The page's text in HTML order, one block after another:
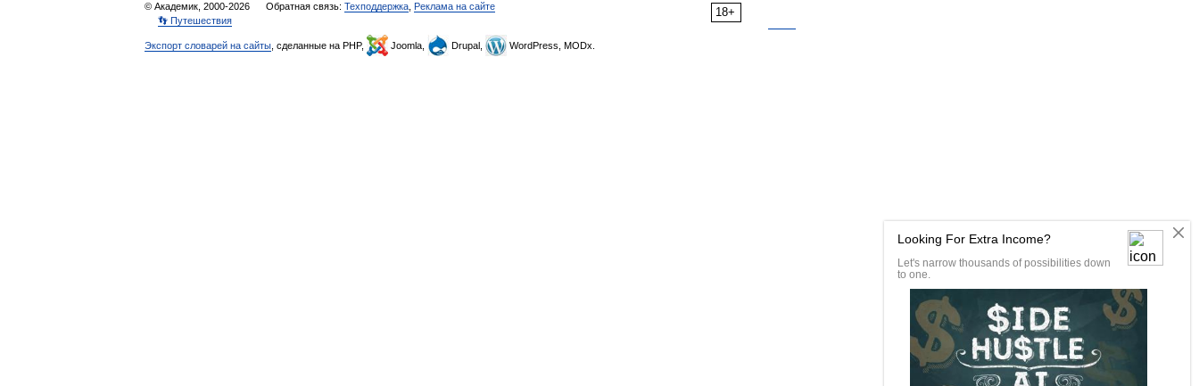
18+
© Академик, 2000-2026 Обратная связь: Техподдержка Реклама на сайте
👣 Путешествия
Экспорт словарей на сайты , сделанные на PHP, Joomla, Drupal, WordPress, MODx.